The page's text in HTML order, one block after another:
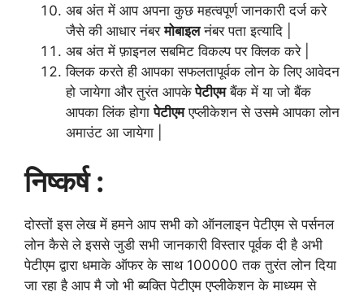
अब अंत में आप अपना कुछ महत्वपूर्ण जानकारी दर्ज करे
जैसे की आधार नंबरमोबाइलनंबर पता इत्यादि |
अब अंत में फ़ाइनल सबमिट विकल्प पर क्लिक करे |
क्लिक करते ही आपका सफलतापूर्वक लोन के लिए आवेदन
हो जायेगा और तुरंत आपकेपेटीएमबैंक में या जो बैंक
आपका लिंक होगापेटीएमएप्लीकेशन से उसमे आपका लोन
अमाउंट आ जायेगा |
निष्कर्ष :
दोस्तों इस लेख में हमने आप सभी को ऑनलाइन पेटीएम से पर्सनल
लोन कैसे ले इससे जुडी सभी जानकारी विस्तार पूर्वक दी है अभी
पेटीएम द्वारा धमाके ऑफर के साथ 100000 तक तुरंत लोन दिया
जा रहा है आप मै जो भी ब्यक्ति पेटीएम एप्लीकेशन के माध्यम से